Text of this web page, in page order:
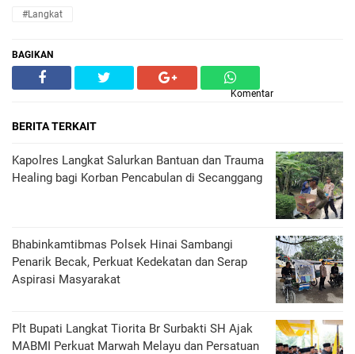
#Langkat
BAGIKAN
Komentar
BERITA TERKAIT
Kapolres Langkat Salurkan Bantuan dan Trauma
Healing bagi Korban Pencabulan di Secanggang
Bhabinkamtibmas Polsek Hinai Sambangi
Penarik Becak, Perkuat Kedekatan dan Serap
Aspirasi Masyarakat
Plt Bupati Langkat Tiorita Br Surbakti SH Ajak
MABMI Perkuat Marwah Melayu dan Persatuan